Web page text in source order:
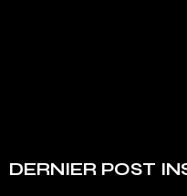
DERNIER POST